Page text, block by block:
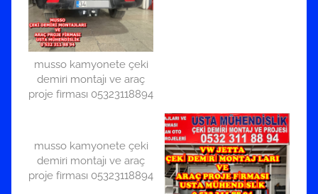
musso kamyonete çeki
demiri montajı ve araç
proje firması 05323118894
musso kamyonete çeki
demiri montajı ve araç
proje firması 05323118894